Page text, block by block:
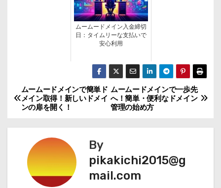
ムームードメイン入金締切
日：タイムリーな支払いで
安心利用
投
稿
ビ
ゲ
ムームードメインで一歩先
へ！簡単・便利なドメイン
管理の始め方
ムームードメインで簡単ド
メイン取得！新しいドメイ
ンの扉を開く！
By
pikakichi2015@g
mail.com